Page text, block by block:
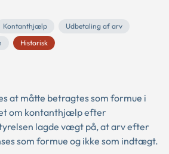
Kontanthjælp
Udbetaling af arv
Historisk
at måtte betragtes som formue i
om kontanthjælp efter
lagde vægt på, at arv efter
som formue og ikke som indtægt.